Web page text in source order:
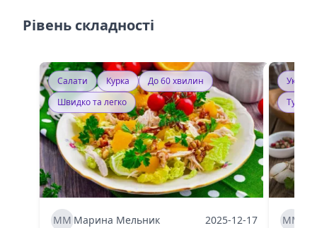
Рівень складності
Салати Курка
До 60 хвилин
Швидко та легко
ММ Марина Мельник 2025-12-17 ММ